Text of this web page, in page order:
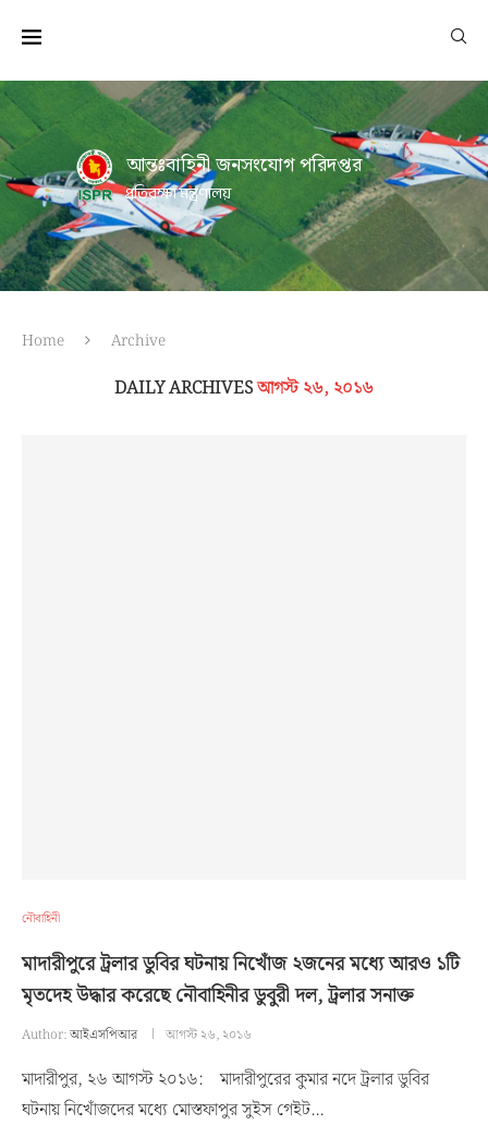
আন্তঃবাহিনী জনসংযোগ পরিদপ্তর
প্রতিরক্ষা মন্ত্রণালয়
Home Archive
DAILY ARCHIVESআগস্ট ২৬, ২০১৬
নৌবাহিনী
মাদারীপুরে ট্রলার ডুবির ঘটনায় নিখোঁজ ২জনের মধ্যে আরও ১টি
মৃতদেহ উদ্ধার করেছে নৌবাহিনীর ডুবুরী দল, ট্রলার সনাক্ত
Author:আইএসপিআর আগস্ট ২৬, ২০১৬
মাদারীপুর, ২৬ আগস্ট ২০১৬: মাদারীপুরের কুমার নদে ট্রলার ডুবির
ঘটনায় নিখোঁজদের মধ্যে মোস্তফাপুর সুইস গেইট…